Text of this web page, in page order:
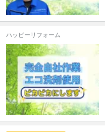
ハッピーリフォーム